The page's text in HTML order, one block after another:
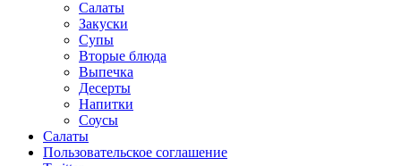
Салаты
Закуски
Супы
Вторые блюда
Выпечка
Десерты
Напитки
Соусы
Салаты
Пользовательское соглашение